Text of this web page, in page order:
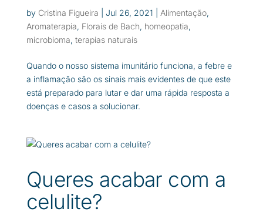
by Cristina Figueira Jul 26, 2021 Alimentação,
Aromaterapia, Florais de Bach, homeopatia,
microbioma, terapias naturais
Quando o nosso sistema imunitário funciona, a febre e
a inflamação são os sinais mais evidentes de que este
está preparado para lutar e dar uma rápida resposta a
doenças e casos a solucionar.
Queres acabar com a
celulite?